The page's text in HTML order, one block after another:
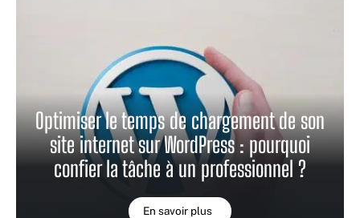
Optimiser le temps de chargement de son
site internet sur WordPress : pourquoi
confier la tâche à un professionnel ?
En savoir plus